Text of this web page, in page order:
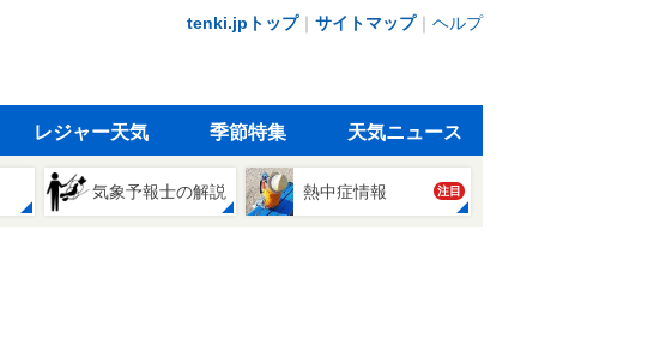
tenki.jpトップ｜ サイトマップ｜ ヘルプ
レジャー天気 季節特集 天気ニュース
気象予報士の解説 熱中症情報 注目